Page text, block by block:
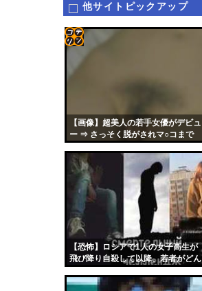
他サイトピックアップ
【画像】超美人の若手女優がデビュ
ー ⇒ さっそく脱がされマ○コまで
【恐怖】ロシアで1人の女子高生が
飛び降り自殺して以降、若者がどん
リン
定リ
ンク
自動
更新
ツー